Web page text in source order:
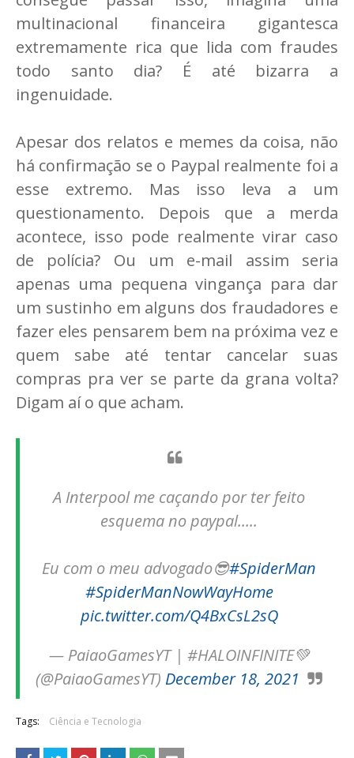
multinacional financeira gigantesca
extremamente rica que lida com fraudes
todo santo dia? É até bizarra a
ingenuidade.
Apesar dos relatos e memes da coisa, não
há confirmação se o Paypal realmente foi a
esse extremo. Mas isso leva a um
questionamento. Depois que a merda
acontece, isso pode realmente virar caso
de polícia? Ou um e-mail assim seria
apenas uma pequena vingança para dar
um sustinho em alguns dos fraudadores e
fazer eles pensarem bem na próxima vez e
quem sabe até tentar cancelar suas
compras pra ver se parte da grana volta?
Digam aí o que acham.
A Interpool me caçando por ter feito
esquema no paypal.....
Eu com o meu advogado😎#SpiderMan
#SpiderManNowWayHome
pic.twitter.com/Q4BxCsL2sQ
— PaiaoGamesYT | #HALOINFINITE💚
(@PaiaoGamesYT) December 18, 2021
Tags: Ciência e Tecnologia